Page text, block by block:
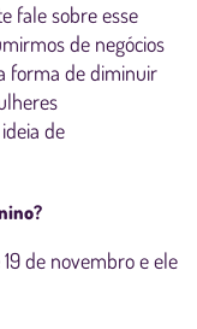
fale sobre esse
de negócios
forma de diminuir
de
de novembro e ele